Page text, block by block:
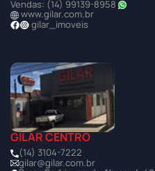
Vendas: (14) 99139-8958
www.gilar.com.br
gilar_imoveis
GILAR CENTRO
(14) 3104-7222
gilar@gilar.com.br